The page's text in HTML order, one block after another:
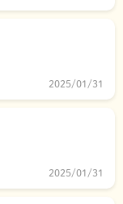
2025/01/31
2025/01/31